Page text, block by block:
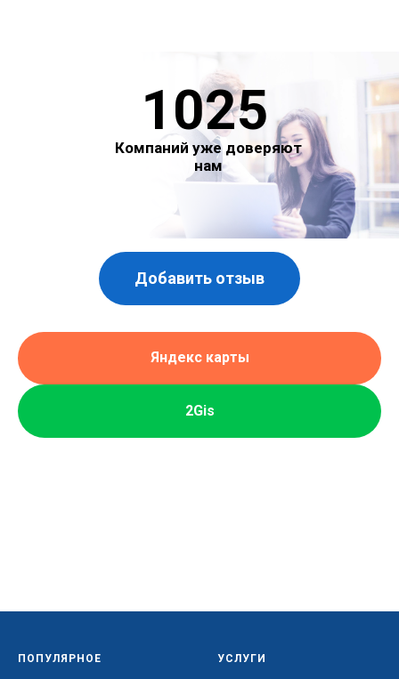
Компаний уже доверяют
нам
1025
Добавить отзыв
Яндекс карты
2Gis
ПОПУЛЯРНОЕ УСЛУГИ